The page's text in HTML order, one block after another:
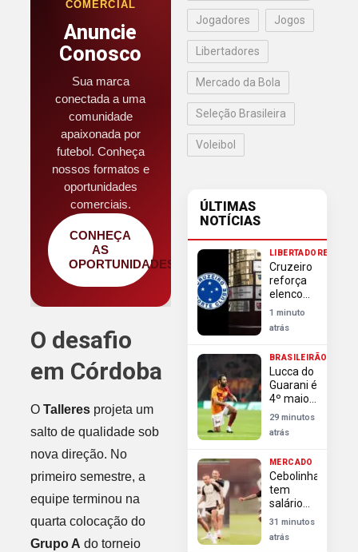
COMERCIAL
Anuncie
Conosco
Sua marca
conectada a uma
comunidade
apaixonada por
futebol. Conheça
nossos formatos e
oportunidades
comerciais.
CONHEÇA
AS
OPORTUNIDADES
O desafio
em Córdoba
O Talleresprojeta um
salto de qualidade sob
nova direção. No
primeiro semestre, a
equipe terminou na
quarta colocação do
Grupo A do torneio
Jogadores Jogos
Libertadores
Mercado da Bola
Seleção Brasileira
Voleibol
ÚLTIMAS
NOTÍCIAS
LIBERTADORES
Cruzeiro
reforça
elenco
com trio
antes da
Libertadores
aumenta
pressão
sobre
Flamengo
1 minuto
atrás
BRASILEIRÃO
Lucca do
Guarani é
4º maior
artilheiro
do
futebol
no século
29 minutos
atrás
MERCADO
Cebolinha
tem
salário
alto e
dificulta
saída do
31 minutos
atrás